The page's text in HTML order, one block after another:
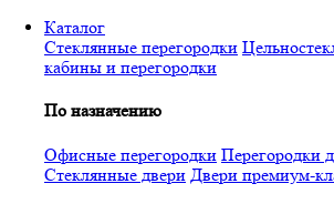
Перейти
основному
Каталог
Стеклянные перегородки
кабины и перегородки
По назначению
Офисные перегородки Перегородки
Стеклянные двери Двери премиум-